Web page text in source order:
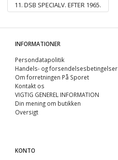
11. DSB SPECIALV. EFTER 1965.
INFORMATIONER
Persondatapolitik
Handels- og forsendelsesbetingelser
Om forretningen På Sporet
Kontakt os
VIGTIG GENEREL INFORMATION
Din mening om butikken
Oversigt
KONTO